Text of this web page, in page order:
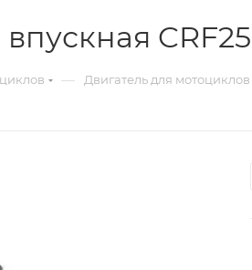
— Двигатель для мотоциклов